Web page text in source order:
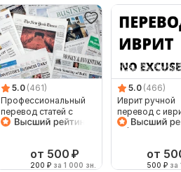
5.0 (461)
Профессиональный
перевод статей с
английского на
от 500 ₽
200 ₽ за 1 000 зн.
5.0 (466)
Иврит ручной
перевод с
иврит
от
500 ₽ за